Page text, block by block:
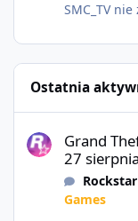
SMC_TV
Ostatnia
Grand
27 sierpnia
Rockstar
Games